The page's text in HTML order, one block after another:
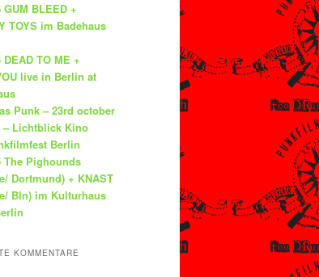
GUM BLEED +
TOYS im Badehaus
DEAD TO ME +
live in Berlin at
Punk – 23rd october
– Lichtblick Kino
Berlin
The Pighounds
Dortmund) + KNAST
Bln) im Kulturhaus
KOMMENTARE